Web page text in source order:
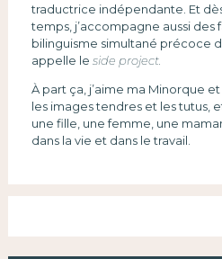
traductrice indépendante. Et
temps, j’accompagne aussi des
bilinguisme simultané précoce
appelle le side project.
À part ça, j’aime ma Minorque
les images tendres et les tutus,
une fille, une femme, une
dans la vie et dans le travail.